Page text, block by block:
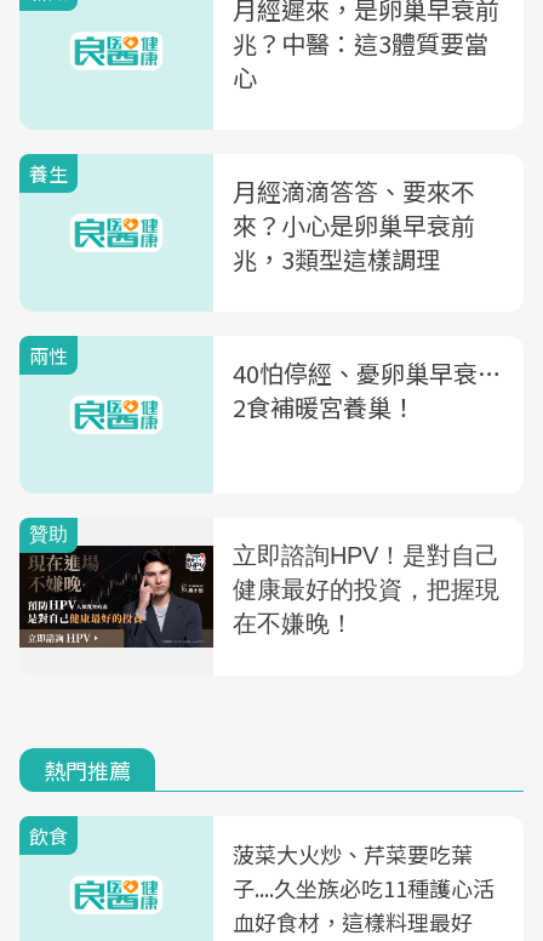
月經遲來，是卵巢早衰前
兆？中醫：這3體質要當
心
養生
月經滴滴答答、要來不
來？小心是卵巢早衰前
兆，3類型這樣調理
兩性
40怕停經、憂卵巢早衰…
2食補暖宮養巢！
熱門推薦
飲食
菠菜大火炒、芹菜要吃葉
子....久坐族必吃11種護心活
血好食材，這樣料理最好